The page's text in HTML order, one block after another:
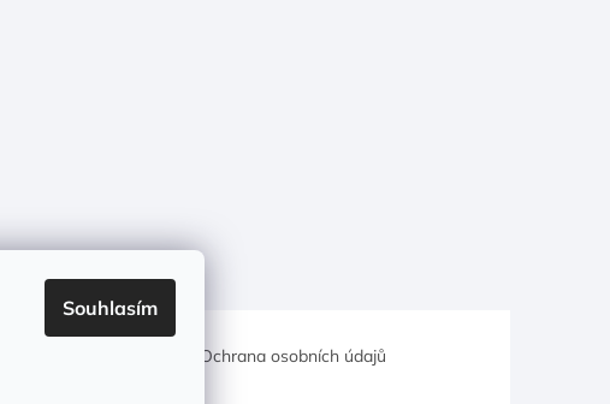
Souhlasím
Ochrana osobních údajů